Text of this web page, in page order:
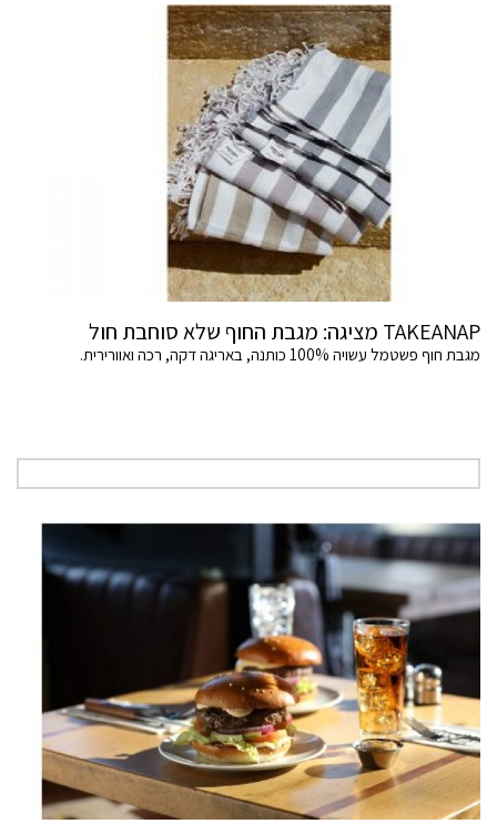
TAKEANAP מציגה: מגבת החוף שלא סוחבת חול
מגבת חוף פשטמל עשויה 100% כותנה, באריגה דקה, רכה ואוורירית.